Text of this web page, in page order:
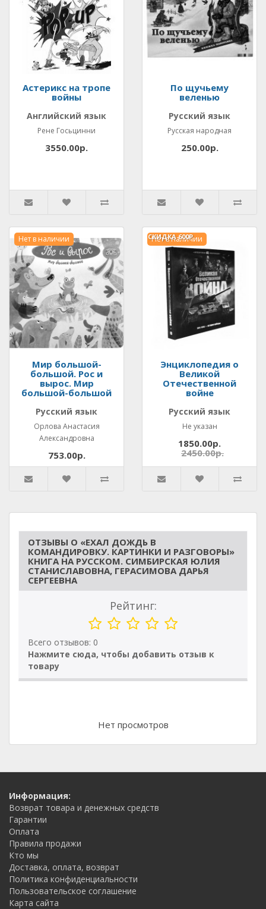
Астерикс на тропе
войны
Английский язык
Рене Госьцинни
3550.00р.
По щучьему
веленью
Русский язык
Русская народная
250.00р.
Нет в наличии
Мир большой-
большой. Рос и
вырос. Мир
большой-большой
Русский язык
Орлова Анастасия
Александровна
753.00р.
Нет в наличии
Энциклопедия о
Великой
Отечественной
войне
Русский язык
Не указан
СКИДКА600Р.
1850.00р.
2450.00р.
ОТЗЫВЫ О «ЕХАЛ ДОЖДЬ В
КОМАНДИРОВКУ. КАРТИНКИ И РАЗГОВОРЫ»
КНИГА НА РУССКОМ. СИМБИРСКАЯ ЮЛИЯ
СТАНИСЛАВОВНА, ГЕРАСИМОВА ДАРЬЯ
СЕРГЕЕВНА
Рейтинг:
Всего отзывов: 0
Нажмите сюда, чтобы добавить отзыв к
товару
Нет просмотров
Информация:
Возврат товара и денежных средств
Гарантии
Оплата
Правила продажи
Кто мы
Доставка, оплата, возврат
Политика конфиденциальности
Пользовательское соглашение
Карта сайта